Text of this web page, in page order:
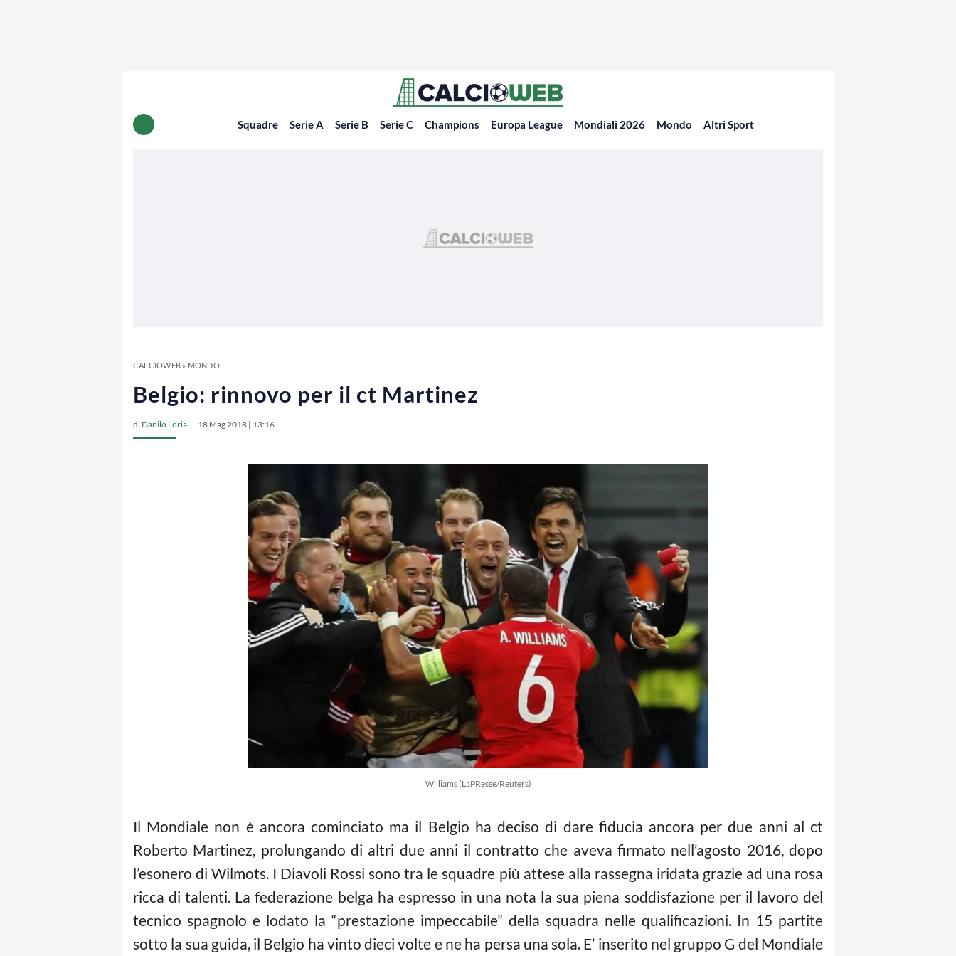
Squadre Serie A Serie B Serie C Champions Europa League Mondiali 2026 Mondo Altri Sport
CALCIOWEB» MONDO
Belgio: rinnovo per il ct Martinez
di Danilo Loria 18 Mag 2018 | 13:16
Williams (LaPResse/Reuters)
Il Mondiale non è ancora cominciato ma il Belgio ha deciso di dare fiducia ancora per due anni al ct
Roberto Martinez, prolungando di altri due anni il contratto che aveva firmato nell’agosto 2016, dopo
l’esonero di Wilmots. I Diavoli Rossi sono tra le squadre più attese alla rassegna iridata grazie ad una rosa
ricca di talenti. La federazione belga ha espresso in una nota la sua piena soddisfazione per il lavoro del
tecnico spagnolo e lodato la “prestazione impeccabile” della squadra nelle qualificazioni. In 15 partite
sotto la sua guida, il Belgio ha vinto dieci volte e ne ha persa una sola. E’ inserito nel gruppo G del Mondiale